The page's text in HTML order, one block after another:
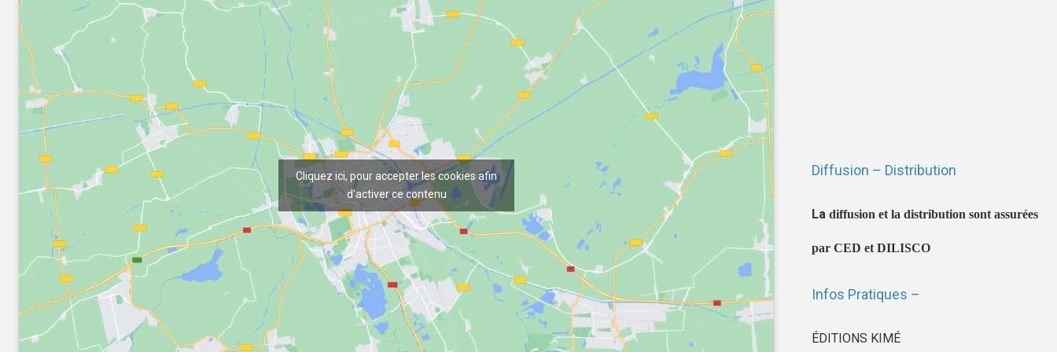
Cliquez ici, pour accepter les cookies afin
d'activer ce contenu
Diffusion – Distribution
La diffusion et la distribution sont assurées
par CED et DILISCO
Infos Pratiques –
ÉDITIONS KIMÉ